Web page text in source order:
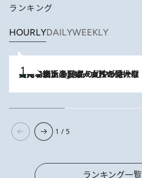
ランキング
HOURLYDAILYWEEKLY
4 Hours Ago
【ハワイ土産】ローカルの絶大な支持で復活！ 絶品の幻クッキー《元ファンの日本人女性が受け継いだ名店》
1 / 5
ランキング一覧